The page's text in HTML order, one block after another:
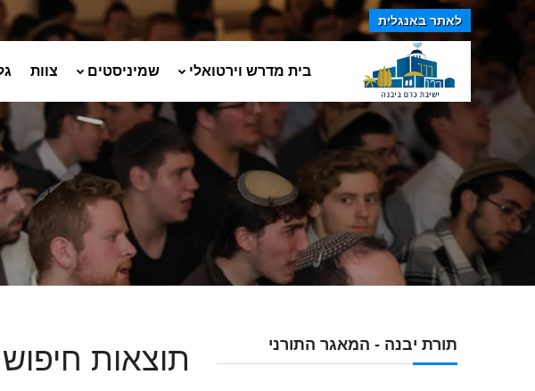
לאתר באנגלית
בית מדרש וירטואלי שמיניסטים צוות
תורת יבנה - המאגר התורני תוצאות חיפוש